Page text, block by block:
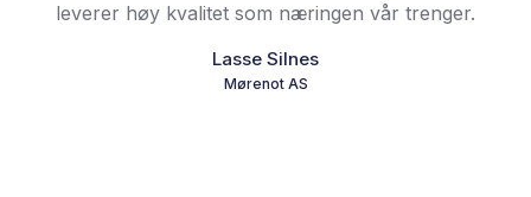
leverer høy kvalitet som næringen vår trenger.
Lasse Silnes
Mørenot AS